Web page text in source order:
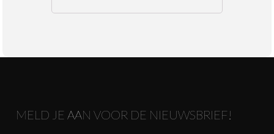
MELD JE AAN VOOR DE NIEUWSBRIEF!